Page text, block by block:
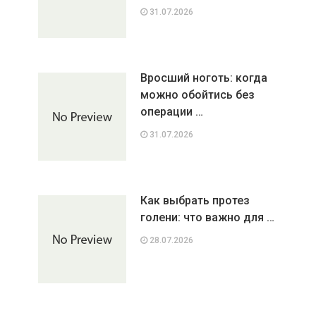
31.07.2026
Вросший ноготь: когда
можно обойтись без
операции …
31.07.2026
Как выбрать протез
голени: что важно для …
28.07.2026